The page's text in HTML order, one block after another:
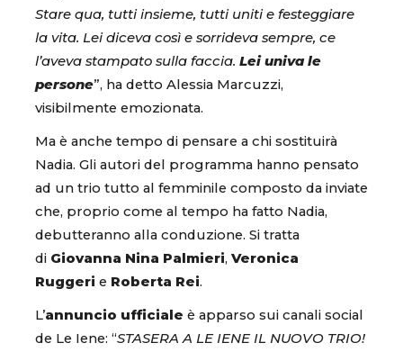
Stare qua, tutti insieme, tutti uniti e festeggiare
la vita. Lei diceva così e sorrideva sempre, ce
l’aveva stampato sulla faccia. Lei univa le
persone”, ha detto Alessia Marcuzzi,
visibilmente emozionata.
Ma è anche tempo di pensare a chi sostituirà
Nadia. Gli autori del programma hanno pensato
ad un trio tutto al femminile composto da inviate
che, proprio come al tempo ha fatto Nadia,
debutteranno alla conduzione. Si tratta
di Giovanna Nina Palmieri, Veronica
Ruggeri e Roberta Rei.
L’annuncio ufficiale è apparso sui canali social
de Le Iene: “STASERA A LE IENE IL NUOVO TRIO!